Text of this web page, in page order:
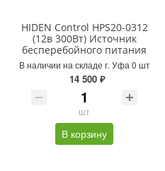
HIDEN Control HPS20-0312
(12в 300Вт) Источник
бесперебойного питания
В наличии на складе г. Уфа 0 шт
14 500 ₽
шт
В корзину